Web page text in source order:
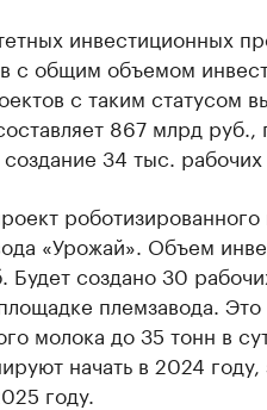
инвестиционных
с общим объемом
с таким статусом
867 млрд руб.,
34 тыс. рабочих
роботизированного
«Урожай». Объем
Будет создано 30
племзавода. Это
молока до 35 тонн в
начать в 2024 году,
году.